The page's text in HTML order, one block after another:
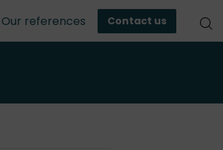
Our references Contact us